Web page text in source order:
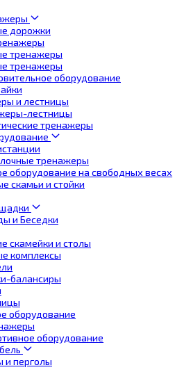
дорожки
тренажеры
тренажеры
оборудование
и лестницы
лестницы
тренажеры
тренажеры
оборудование на свободных весах
скамьи и стойки
и Беседки
скамейки и столы
комплексы
балансиры
оборудование
оборудование
и перголы